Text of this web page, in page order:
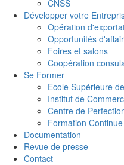
CNSS
Développer votre
Opération
Opportunités
Foires et salons
Coopération
Se Former
Ecole Supérieure
Institut de
Centre de
Formation Continue
Documentation
Revue de presse
Contact